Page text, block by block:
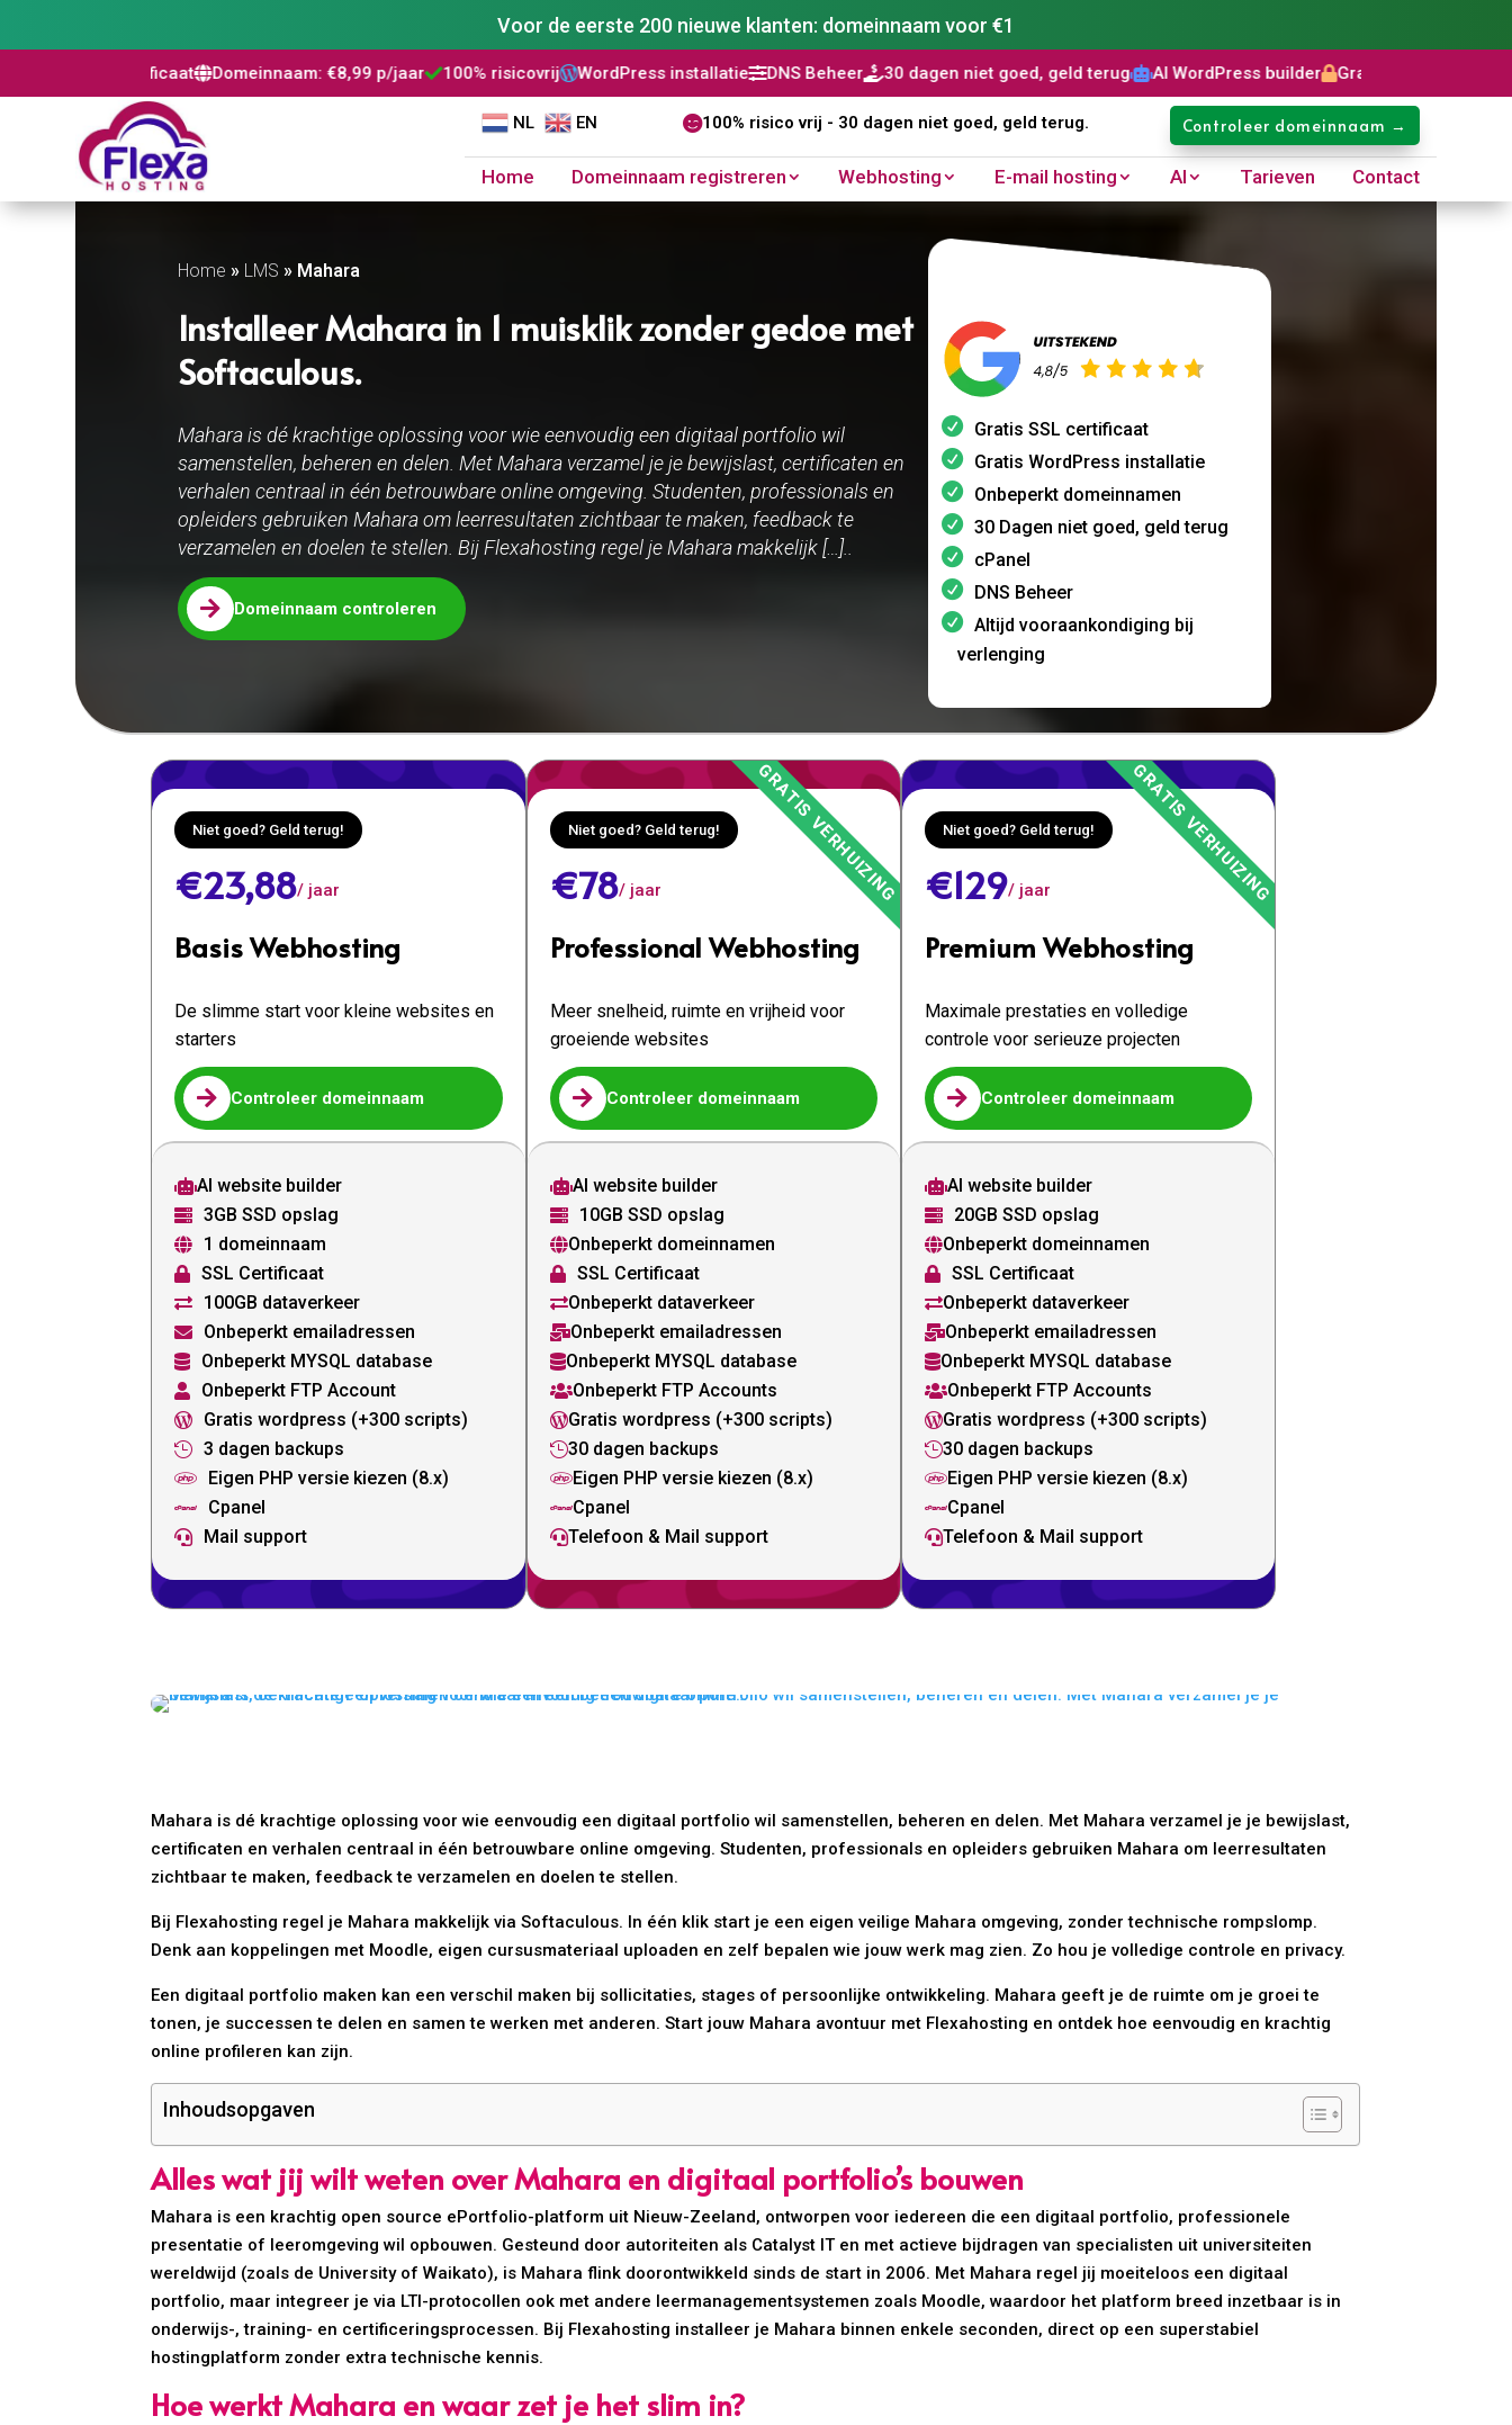
Voor de eerste 200 nieuwe klanten: domeinnaam voor €1
Domeinnaam: €8,99 p/jaar 100% risicovrijWordPress installatieDNS Beheer30 dagen niet goed, geld terugAI WordPress builderGratis SSL certificaat
NL EN 100% risico vrij - 30 dagen niet goed, geld terug. Controleer domeinnaam →
Home Domeinnaam registreren Webhosting E-mail hosting AI Tarieven Contact
Home » LMS » Mahara
Installeer Mahara in 1 muisklik zonder gedoe met
Softaculous.
Mahara is dé krachtige oplossing voor wie eenvoudig een digitaal portfolio wil
samenstellen, beheren en delen. Met Mahara verzamel je je bewijslast, certificaten en
verhalen centraal in één betrouwbare online omgeving. Studenten, professionals en
opleiders gebruiken Mahara om leerresultaten zichtbaar te maken, feedback te
verzamelen en doelen te stellen. Bij Flexahosting regel je Mahara makkelijk […]..
 Domeinnaam controleren
Gratis SSL certificaat
Gratis WordPress installatie
Onbeperkt domeinnamen
30 Dagen niet goed, geld terug
cPanel
DNS Beheer
Altijd vooraankondiging bij
verlenging
Niet goed? Geld terug!
€23,88/ jaar
Basis Webhosting
De slimme start voor kleine websites en
starters
 Controleer domeinnaam
AI website builder
 3GB SSD opslag
 1 domeinnaam
 SSL Certificaat
 100GB dataverkeer
 Onbeperkt emailadressen
 Onbeperkt MYSQL database
 Onbeperkt FTP Account
 Gratis wordpress (+300 scripts)
 3 dagen backups
 Eigen PHP versie kiezen (8.x)
 Cpanel
 Mail support
Niet goed? Geld terug!
€78/ jaar
Professional Webhosting
Meer snelheid, ruimte en vrijheid voor
groeiende websites
 Controleer domeinnaam
AI website builder
 10GB SSD opslag
Onbeperkt domeinnamen
 SSL Certificaat
Onbeperkt dataverkeer
Onbeperkt emailadressen
Onbeperkt MYSQL database
Onbeperkt FTP Accounts
Gratis wordpress (+300 scripts)
30 dagen backups
Eigen PHP versie kiezen (8.x)
Cpanel
Telefoon & Mail support
Niet goed? Geld terug!
€129/ jaar
Premium Webhosting
Maximale prestaties en volledige
controle voor serieuze projecten
 Controleer domeinnaam
AI website builder
 20GB SSD opslag
Onbeperkt domeinnamen
 SSL Certificaat
Onbeperkt dataverkeer
Onbeperkt emailadressen
Onbeperkt MYSQL database
Onbeperkt FTP Accounts
Gratis wordpress (+300 scripts)
30 dagen backups
Eigen PHP versie kiezen (8.x)
Cpanel
Telefoon & Mail support
Mahara is dé krachtige oplossing voor wie eenvoudig een digitaal portfolio wil samenstellen, beheren en delen. Met Mahara verzamel je je bewijslast,
certificaten en verhalen centraal in één betrouwbare online omgeving. Studenten, professionals en opleiders gebruiken Mahara om leerresultaten
zichtbaar te maken, feedback te verzamelen en doelen te stellen.
Bij Flexahosting regel je Mahara makkelijk via Softaculous. In één klik start je een eigen veilige Mahara omgeving, zonder technische rompslomp.
Denk aan koppelingen met Moodle, eigen cursusmateriaal uploaden en zelf bepalen wie jouw werk mag zien. Zo hou je volledige controle en privacy.
Een digitaal portfolio maken kan een verschil maken bij sollicitaties, stages of persoonlijke ontwikkeling. Mahara geeft je de ruimte om je groei te
tonen, je successen te delen en samen te werken met anderen. Start jouw Mahara avontuur met Flexahosting en ontdek hoe eenvoudig en krachtig
online profileren kan zijn.
Inhoudsopgaven
Alles wat jij wilt weten over Mahara en digitaal portfolio’s bouwen
Mahara is een krachtig open source ePortfolio-platform uit Nieuw-Zeeland, ontworpen voor iedereen die een digitaal portfolio, professionele
presentatie of leeromgeving wil opbouwen. Gesteund door autoriteiten als Catalyst IT en met actieve bijdragen van specialisten uit universiteiten
wereldwijd (zoals de University of Waikato), is Mahara flink doorontwikkeld sinds de start in 2006. Met Mahara regel jij moeiteloos een digitaal
portfolio, maar integreer je via LTI-protocollen ook met andere leermanagementsystemen zoals Moodle, waardoor het platform breed inzetbaar is in
onderwijs-, training- en certificeringsprocessen. Bij Flexahosting installeer je Mahara binnen enkele seconden, direct op een superstabiel
hostingplatform zonder extra technische kennis.
Hoe werkt Mahara en waar zet je het slim in?